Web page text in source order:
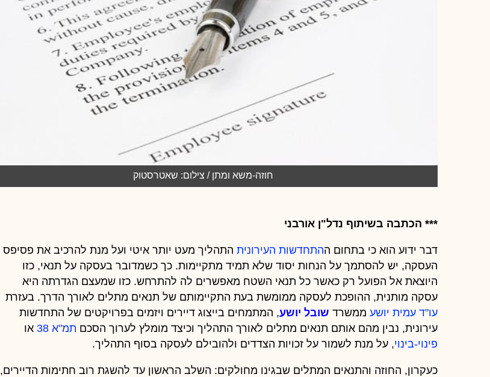
חוזה-משא ומתן / צילום: שאטרסטוק
*** הכתבה בשיתוף נדל"ן אורבני
דבר ידוע הוא כי בתחום ההתחדשות העירונית התהליך מעט יותר איטי ועל מנת להרכיב את פסיפס
העסקה, יש להסתמך על הנחות יסוד שלא תמיד מתקיימות. כך כשמדובר בעסקה על תנאי, כזו
היוצאת אל הפועל רק כאשר כל תנאי השטח מאפשרים לה להתרחש. כזו שמעצם הגדרתה היא
עסקה מותנית, ההופכת לעסקה ממומשת בעת התקיימותם של תנאים מתלים לאורך הדרך. בעזרת
עו"ד עמית יושע ממשרד שובל יושע, המתמחים בייצוג דיירים ויזמים בפרויקטים של התחדשות
עירונית, נבין מהם אותם תנאים מתלים לאורך התהליך וכיצד מומלץ לערוך הסכם תמ"א 38
או
פינוי-בינוי, על מנת לשמור על זכויות הצדדים ולהובילם לעסקה בסוף התהליך.
כעקרון, החוזה והתנאים המתלים שבגינו מחולקים: השלב הראשון עד להשגת רוב חתימות הדיירים,